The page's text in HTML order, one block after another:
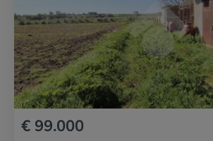
€ 99.000